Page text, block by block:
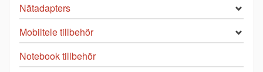
Nätadapters
Mobiltele tillbehör
Notebook tillbehör